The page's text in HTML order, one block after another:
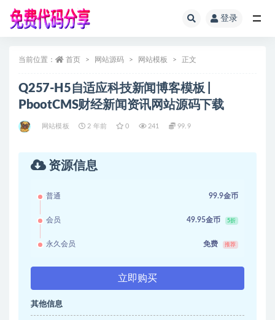
登录
当前位置： 首页 网站源码 网站模板 正文
Q257-H5自适应科技新闻博客模板 |
PbootCMS财经新闻资讯网站源码下载
网站模板 2 年前 0 241 99.9
资源信息
普通 99.9金币
会员 49.95金币 5折
永久会员 免费 推荐
立即购买
其他信息